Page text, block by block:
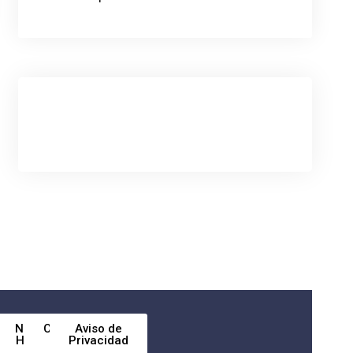
Nuestra
Historia
CódigoAviso de
Privacidad